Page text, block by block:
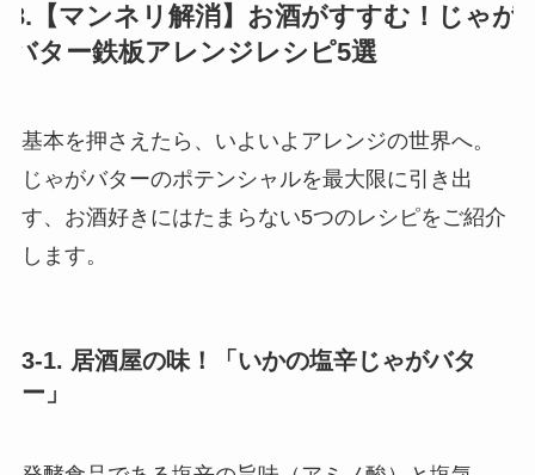
3.【マンネリ解消】お酒がすすむ！じゃが
バター鉄板アレンジレシピ5選
基本を押さえたら、いよいよアレンジの世界へ。
じゃがバターのポテンシャルを最大限に引き出
す、お酒好きにはたまらない5つのレシピをご紹介
します。
3-1. 居酒屋の味！「いかの塩辛じゃがバタ
ー」